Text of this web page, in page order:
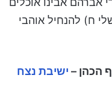
ח) להנחיל אוהבי
הכהן – ישיבת נצח